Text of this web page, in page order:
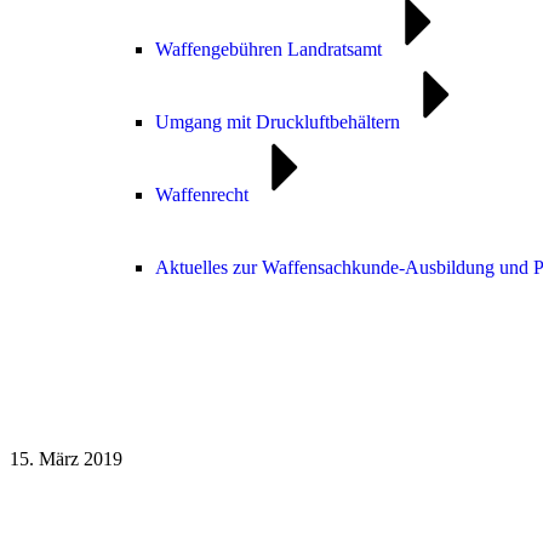
Waffengebühren Landratsamt
Umgang mit Druckluftbehältern
Waffenrecht
Aktuelles zur Waffensachkunde-Ausbildung und
15. März 2019